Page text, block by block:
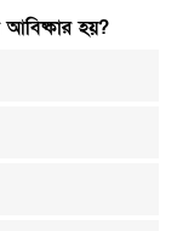
আবিষ্কার হয়?